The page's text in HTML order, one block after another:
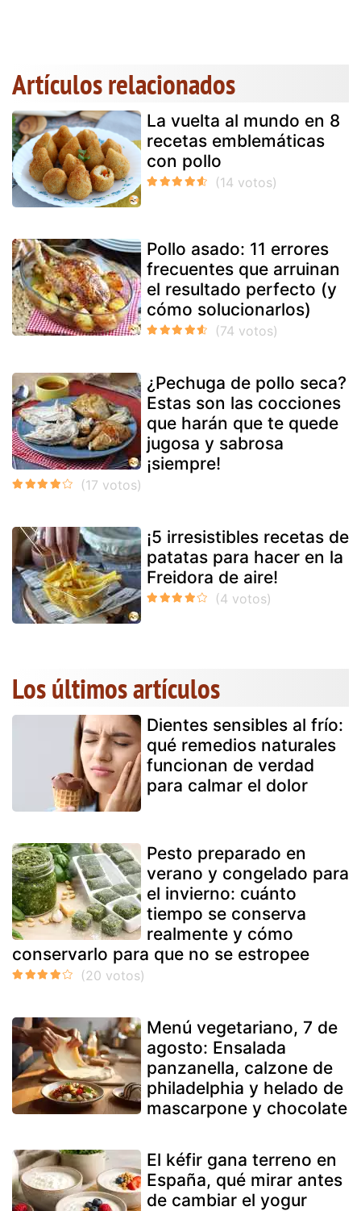
Artículos relacionados
La vuelta al mundo en 8
recetas emblemáticas
con pollo
Pollo asado: 11 errores
frecuentes que arruinan
el resultado perfecto (y
cómo solucionarlos)
¿Pechuga de pollo seca?
Estas son las cocciones
que harán que te quede
jugosa y sabrosa
¡siempre!
¡5 irresistibles recetas de
patatas para hacer en la
Freidora de aire!
Los últimos artículos
Dientes sensibles al frío:
qué remedios naturales
funcionan de verdad
para calmar el dolor
Pesto preparado en
verano y congelado para
el invierno: cuánto
tiempo se conserva
realmente y cómo
conservarlo para que no se estropee
Menú vegetariano, 7 de
agosto: Ensalada
panzanella, calzone de
philadelphia y helado de
mascarpone y chocolate
El kéfir gana terreno en
España, qué mirar antes
de cambiar el yogur